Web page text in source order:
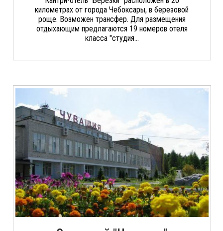
километрах от города Чебоксары, в березовой
роще. Возможен трансфер. Для размещения
отдыхающим предлагаются 19 номеров отеля
класса "студия...